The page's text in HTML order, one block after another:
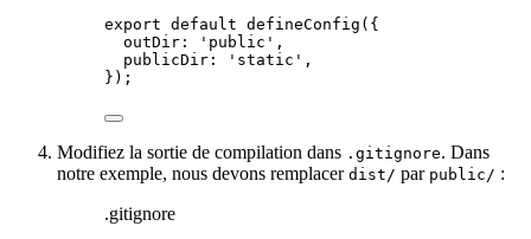
export default defineConfig ({
outDir:
' public ' ,
publicDir:
' static ' ,
});
Modifiez la sortie de compilation dans .gitignore. Dans
notre exemple, nous devons remplacer dist/ par public/ :
.gitignore